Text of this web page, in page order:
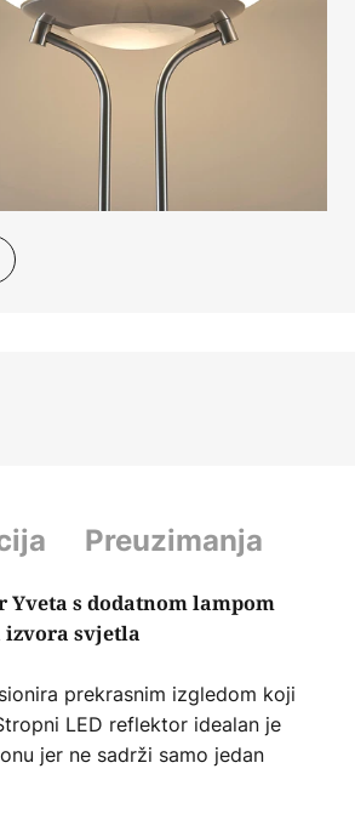
Preuzimanja
s dodatnom lampom
izvora svjetla
prekrasnim izgledom koji
LED reflektor idealan je
jer ne sadrži samo jedan
nadopunjuju. S jedne